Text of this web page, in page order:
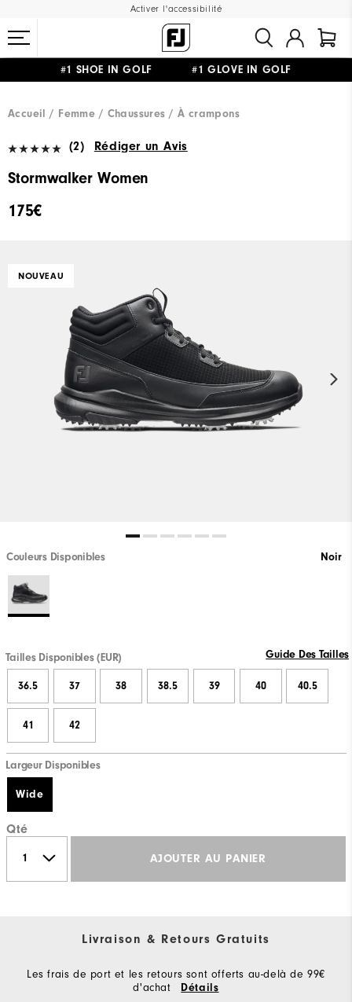
Activer l'accessibilité
#1 SHOE IN GOLF #1 GLOVE IN GOLF
Accueil
Femme Chaussures À crampons
(2) Rédiger un Avis
Stormwalker Women
175€
NOUVEAU
Couleurs Disponibles Noir
Tailles Disponibles (EUR) Guide Des Tailles
36.5 37 38 38.5 39 40 40.5
41 42
Largeur Disponibles
Wide
Qté
AJOUTER AU PANIER
Livraison & Retours Gratuits
Les frais de port et les retours sont offerts au-delà de 99€
d'achat
Détails